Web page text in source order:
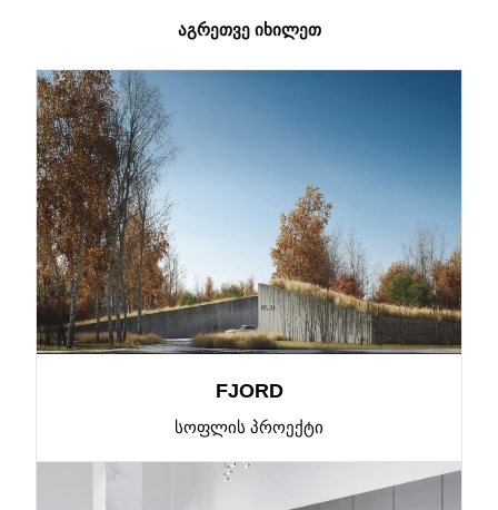
ᲐᲒᲠᲔᲗᲕᲔ ᲘᲮᲘᲚᲔᲗ
FJORD
ᲡᲝᲤᲚᲘᲡ ᲞᲠᲝᲔᲥᲢᲘ